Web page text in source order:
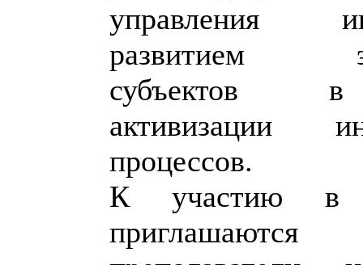
управления
развитием
субъектов
активизации
процессов.
К участию в